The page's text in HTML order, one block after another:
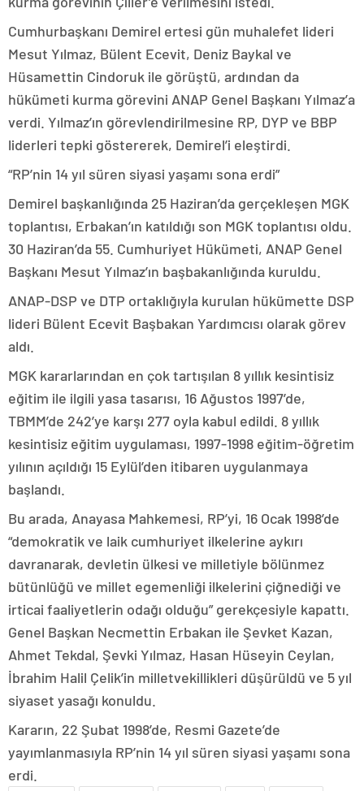
Cumhurbaşkanı Demirel ertesi gün muhalefet lideri
Mesut Yılmaz, Bülent Ecevit, Deniz Baykal ve
Hüsamettin Cindoruk ile görüştü, ardından da
hükümeti kurma görevini ANAP Genel Başkanı Yılmaz’a
verdi. Yılmaz’ın görevlendirilmesine RP, DYP ve BBP
liderleri tepki göstererek, Demirel’i eleştirdi.
“RP’nin 14 yıl süren siyasi yaşamı sona erdi”
Demirel başkanlığında 25 Haziran’da gerçekleşen MGK
toplantısı, Erbakan’ın katıldığı son MGK toplantısı oldu.
30 Haziran’da 55. Cumhuriyet Hükümeti, ANAP Genel
Başkanı Mesut Yılmaz’ın başbakanlığında kuruldu.
ANAP-DSP ve DTP ortaklığıyla kurulan hükümette DSP
lideri Bülent Ecevit Başbakan Yardımcısı olarak görev
aldı.
MGK kararlarından en çok tartışılan 8 yıllık kesintisiz
eğitim ile ilgili yasa tasarısı, 16 Ağustos 1997’de,
TBMM’de 242’ye karşı 277 oyla kabul edildi. 8 yıllık
kesintisiz eğitim uygulaması, 1997-1998 eğitim-öğretim
yılının açıldığı 15 Eylül’den itibaren uygulanmaya
başlandı.
Bu arada, Anayasa Mahkemesi, RP’yi, 16 Ocak 1998’de
“demokratik ve laik cumhuriyet ilkelerine aykırı
davranarak, devletin ülkesi ve milletiyle bölünmez
bütünlüğü ve millet egemenliği ilkelerini çiğnediği ve
irticai faaliyetlerin odağı olduğu” gerekçesiyle kapattı.
Genel Başkan Necmettin Erbakan ile Şevket Kazan,
Ahmet Tekdal, Şevki Yılmaz, Hasan Hüseyin Ceylan,
İbrahim Halil Çelik’in milletvekillikleri düşürüldü ve 5 yıl
siyaset yasağı konuldu.
Kararın, 22 Şubat 1998’de, Resmi Gazete’de
yayımlanmasıyla RP’nin 14 yıl süren siyasi yaşamı sona
erdi.